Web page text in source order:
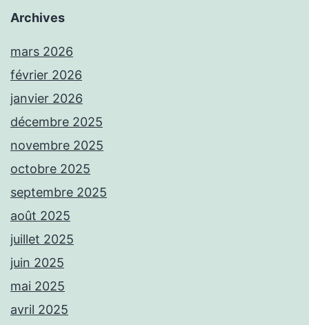
Archives
mars 2026
février 2026
janvier 2026
décembre 2025
novembre 2025
octobre 2025
septembre 2025
août 2025
juillet 2025
juin 2025
mai 2025
avril 2025